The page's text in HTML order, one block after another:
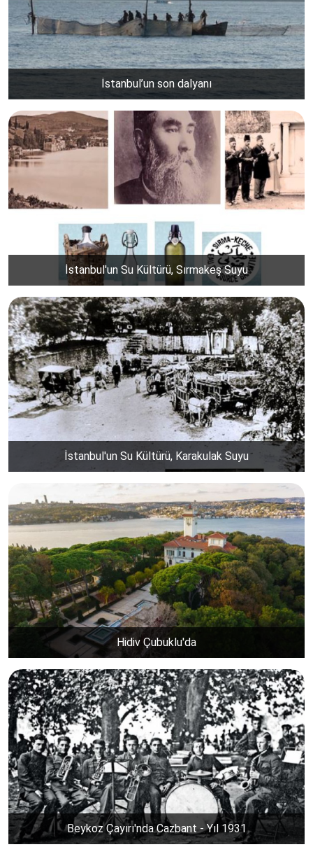
İstanbul’un son dalyanı
İstanbul'un Su Kültürü, Sırmakeş Suyu
İstanbul'un Su Kültürü, Karakulak Suyu
Hidiv Çubuklu'da
Beykoz Çayırı'nda Cazbant - Yıl 1931